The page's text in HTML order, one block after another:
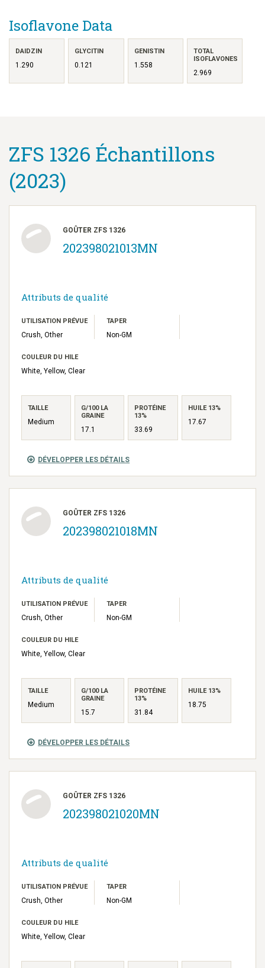
Isoflavone Data
DAIDZIN
1.290
GLYCITIN
0.121
GENISTIN
1.558
TOTAL
ISOFLAVONES
2.969
ZFS 1326 Échantillons
(2023)
DÉVELOPPER LES DÉTAILS
GOÛTER ZFS 1326
202398021013MN
Attributs de qualité
UTILISATION PRÉVUE
Crush, Other
TAPER
Non-GM
COULEUR DU HILE
White, Yellow, Clear
TAILLE
Medium
G/100 LA
GRAINE
17.1
PROTÉINE
13%
33.69
HUILE 13%
17.67
DÉVELOPPER LES DÉTAILS
GOÛTER ZFS 1326
202398021018MN
Attributs de qualité
UTILISATION PRÉVUE
Crush, Other
TAPER
Non-GM
COULEUR DU HILE
White, Yellow, Clear
TAILLE
Medium
G/100 LA
GRAINE
15.7
PROTÉINE
13%
31.84
HUILE 13%
18.75
GOÛTER ZFS 1326
202398021020MN
Attributs de qualité
UTILISATION PRÉVUE
Crush, Other
TAPER
Non-GM
COULEUR DU HILE
White, Yellow, Clear